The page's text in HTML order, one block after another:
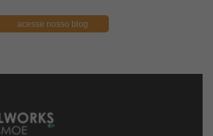
acesse nosso blog